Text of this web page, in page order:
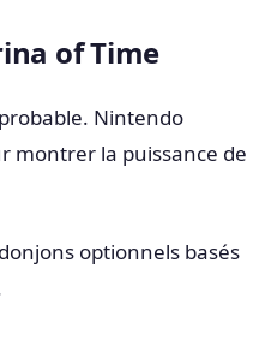
of Time
Nintendo
montrer la puissance de
optionnels basés